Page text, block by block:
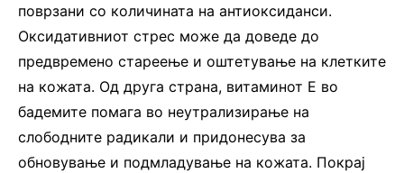
поврзани со количината на антиоксиданси.
Оксидативниот стрес може да доведе до
предвремено стареење и оштетување на клетките
на кожата. Од друга страна, витаминот Е во
бадемите помага во неутрализирање на
слободните радикали и придонесува за
обновување и подмладување на кожата. Покрај